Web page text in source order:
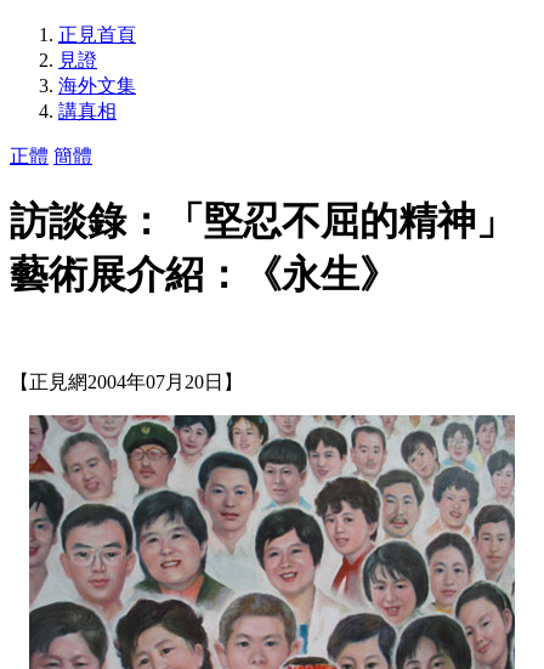
正見首頁
見證
海外文集
講真相
正體 簡體
訪談錄：「堅忍不屈的精神」
藝術展介紹：《永生》
【正見網2004年07月20日】